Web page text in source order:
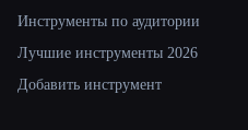
Инструменты по аудитории
Лучшие инструменты 2026
Добавить инструмент